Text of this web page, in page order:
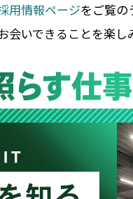
用情報ページをご覧の
会いできることを楽し